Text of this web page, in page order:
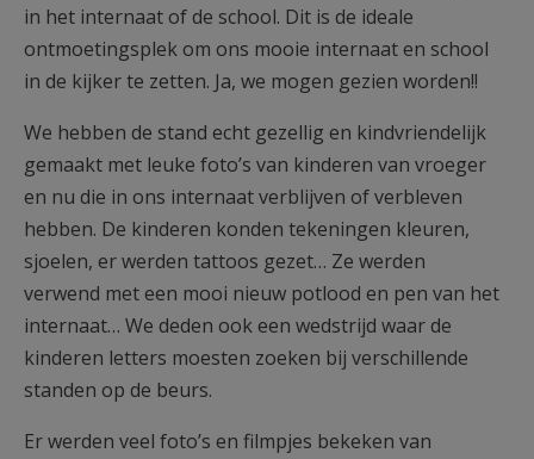
in het internaat of de school. Dit is de ideale
ontmoetingsplek om ons mooie internaat en school
in de kijker te zetten. Ja, we mogen gezien worden!!
We hebben de stand echt gezellig en kindvriendelijk
gemaakt met leuke foto’s van kinderen van vroeger
en nu die in ons internaat verblijven of verbleven
hebben. De kinderen konden tekeningen kleuren,
sjoelen, er werden tattoos gezet… Ze werden
verwend met een mooi nieuw potlood en pen van het
internaat… We deden ook een wedstrijd waar de
kinderen letters moesten zoeken bij verschillende
standen op de beurs.
Er werden veel foto’s en filmpjes bekeken van